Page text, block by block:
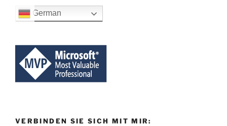
im
German
VERBINDEN SIE SICH MIT MIR: